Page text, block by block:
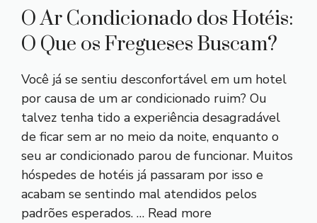
O Ar Condicionado dos Hotéis:
O Que os Fregueses Buscam?
Você já se sentiu desconfortável em um hotel
por causa de um ar condicionado ruim? Ou
talvez tenha tido a experiência desagradável
de ficar sem ar no meio da noite, enquanto o
seu ar condicionado parou de funcionar. Muitos
hóspedes de hotéis já passaram por isso e
acabam se sentindo mal atendidos pelos
padrões esperados. … Read more